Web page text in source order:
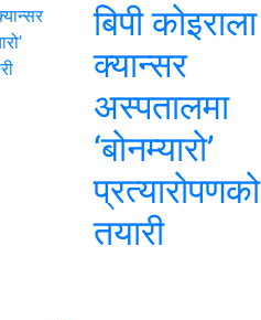
बिपी कोइराला
क्यान्सर
अस्पतालमा
‘बोनम्यारो’
प्रत्यारोपणको
तयारी